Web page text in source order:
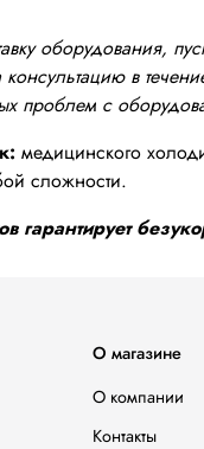
оборудования,
в
проблем с
медицинского
сложности.
О магазине
О компании
Контакты